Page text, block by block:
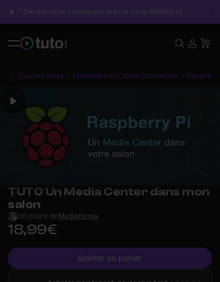
-10% sur votre commande avec le code PROMO10
Tous les tutos Domotique et Objets Connectés
Play
TUTO Un Media Center dans mon
salon
Un cours de Mediaforma
18,99€
Ajouter au panier